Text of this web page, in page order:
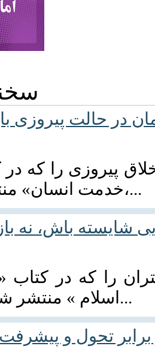
در حالت پیروزى
پیروزی را که در
خدمت انسان» منتشر شده است،...
شایسته باش، نه
را که در کتاب
اسلام » منتشر شده است، می‌خ...
برابر تحول و